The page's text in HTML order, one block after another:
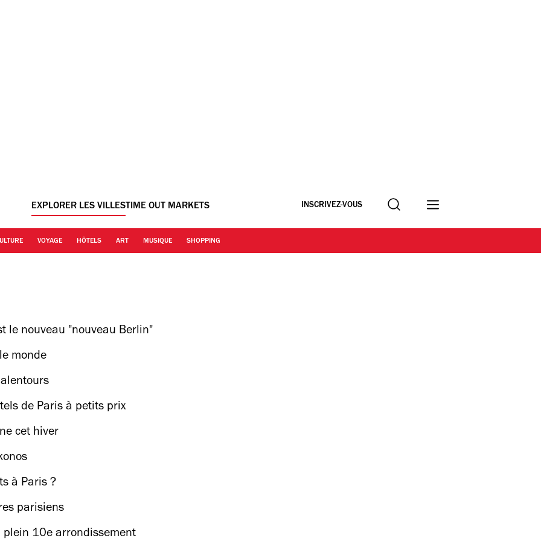
EXPLORER LES VILLESTIME OUT MARKETS INSCRIVEZ-VOUS Recherche
VOYAGE HÔTELS ART MUSIQUE SHOPPING
le nouveau "nouveau Berlin"
monde
de Paris à petits prix
cet hiver
à Paris ?
parisiens
plein 10e arrondissement